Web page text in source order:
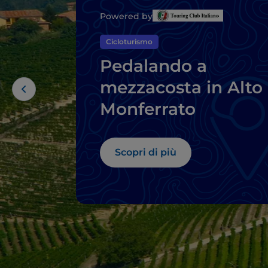
Powered by
Cicloturismo
Pedalando a
mezzacosta in Alto
Monferrato
Scopri di più